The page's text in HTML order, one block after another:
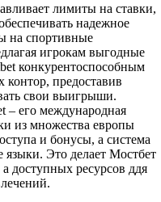
лимиты на ставки,
надежное
на спортивные
игрокам выгодные
конкурентоспособным
контор, предоставив
свои выигрыши.
– его международная
из множества европы
и бонусы, а система
языки. Это делает Мостбет
доступных ресурсов ддя